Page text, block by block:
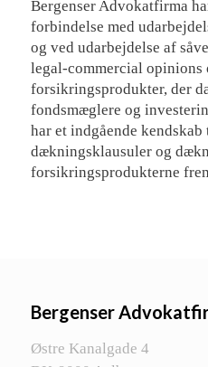
Bergenser Advokatfirma
forbindelse med
og ved udarbejdelse af
legal-commercial opinions
forsikringsprodukter, der
fondsmæglere og
har et indgående
dækningsklausuler og
forsikringsprodukterne
Bergenser
Østre Kanalgade 4